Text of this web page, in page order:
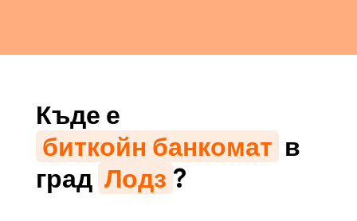
Къде е
биткойн банкомат в
град Лодз ?